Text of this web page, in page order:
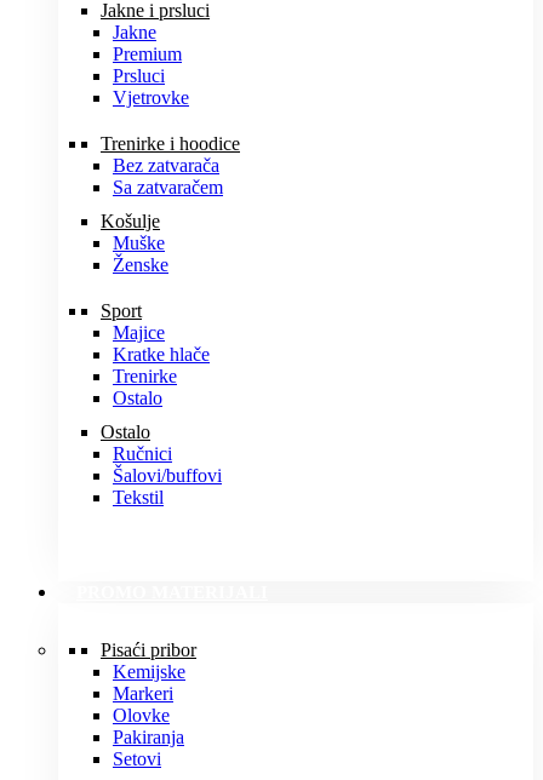
Jakne i prsluci
Jakne
Premium
Prsluci
Vjetrovke
Trenirke i hoodice
Bez zatvarača
Sa zatvaračem
Košulje
Muške
Ženske
Sport
Majice
Kratke hlače
Trenirke
Ostalo
Ostalo
Ručnici
Šalovi/buffovi
Tekstil
Pisaći pribor
Kemijske
Markeri
Olovke
Pakiranja
Setovi